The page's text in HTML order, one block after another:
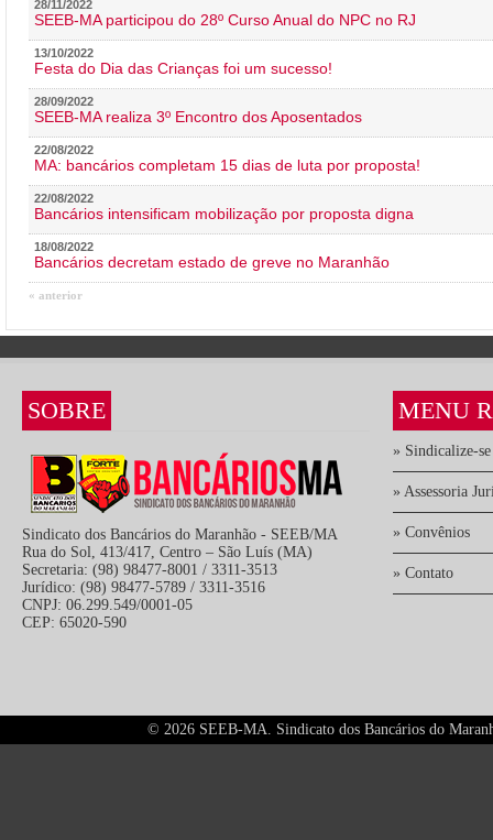
28/11/2022
SEEB-MA participou do 28º Curso Anual do NPC no RJ
13/10/2022
Festa do Dia das Crianças foi um sucesso!
28/09/2022
SEEB-MA realiza 3º Encontro dos Aposentados
22/08/2022
MA: bancários completam 15 dias de luta por proposta!
22/08/2022
Bancários intensificam mobilização por proposta digna
18/08/2022
Bancários decretam estado de greve no Maranhão
« anterior
SOBRE
Sindicato dos Bancários do Maranhão - SEEB/MA
Rua do Sol, 413/417, Centro – São Luís (MA)
Secretaria: (98) 98477-8001 / 3311-3513
Jurídico: (98) 98477-5789 / 3311-3516
CNPJ: 06.299.549/0001-05
CEP: 65020-590
MENU
» Sindicalize-se
» Assessoria
» Convênios
» Contato
© 2026 SEEB-MA. Sindicato dos Bancários do